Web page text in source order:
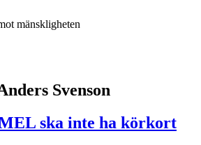
mänskligheten
Svenson
ska inte ha körkort